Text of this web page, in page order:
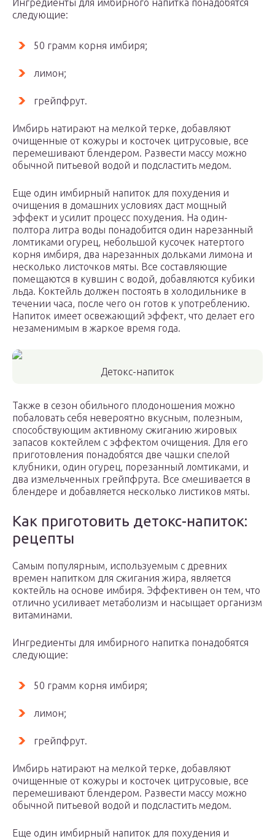
Ингредиенты для имбирного напитка понадобятся
следующие:
50 грамм корня имбиря;
лимон;
грейпфрут.
Имбирь натирают на мелкой терке, добавляют
очищенные от кожуры и косточек цитрусовые, все
перемешивают блендером. Развести массу можно
обычной питьевой водой и подсластить медом.
Еще один имбирный напиток для похудения и
очищения в домашних условиях даст мощный
эффект и усилит процесс похудения. На один-
полтора литра воды понадобится один нарезанный
ломтиками огурец, небольшой кусочек натертого
корня имбиря, два нарезанных дольками лимона и
несколько листочков мяты. Все составляющие
помещаются в кувшин с водой, добавляются кубики
льда. Коктейль должен постоять в холодильнике в
течении часа, после чего он готов к употреблению.
Напиток имеет освежающий эффект, что делает его
незаменимым в жаркое время года.
Детокс-напиток
Также в сезон обильного плодоношения можно
побаловать себя невероятно вкусным, полезным,
способствующим активному сжиганию жировых
запасов коктейлем с эффектом очищения. Для его
приготовления понадобятся две чашки спелой
клубники, один огурец, порезанный ломтиками, и
два измельченных грейпфрута. Все смешивается в
блендере и добавляется несколько листиков мяты.
Как приготовить детокс-напиток:
рецепты
Самым популярным, используемым с древних
времен напитком для сжигания жира, является
коктейль на основе имбиря. Эффективен он тем, что
отлично усиливает метаболизм и насыщает организм
витаминами.
Ингредиенты для имбирного напитка понадобятся
следующие:
50 грамм корня имбиря;
лимон;
грейпфрут.
Имбирь натирают на мелкой терке, добавляют
очищенные от кожуры и косточек цитрусовые, все
перемешивают блендером. Развести массу можно
обычной питьевой водой и подсластить медом.
Еще один имбирный напиток для похудения и